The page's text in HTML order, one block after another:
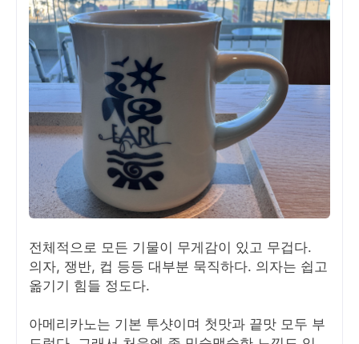
전체적으로 모든 기물이 무게감이 있고 무겁다.
의자, 쟁반, 컵 등등 대부분 묵직하다. 의자는 쉽고
옮기기 힘들 정도다.
아메리카노는 기본 투샷이며 첫맛과 끝맛 모두 부